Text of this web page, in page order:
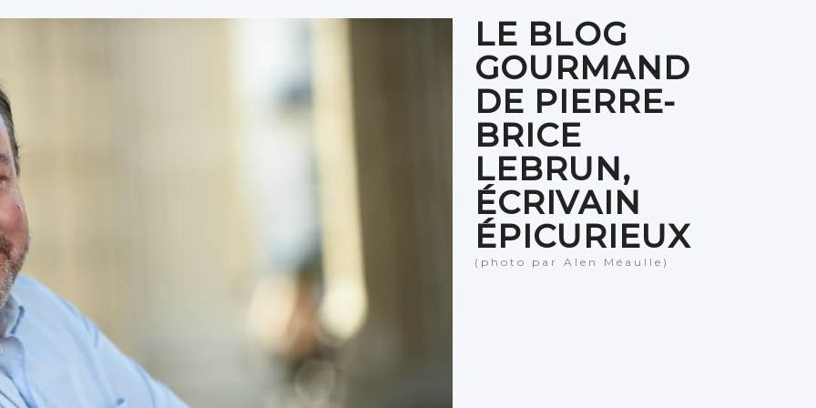
LE BLOG
GOURMAND
DE PIERRE-
BRICE
LEBRUN,
ÉCRIVAIN
ÉPICURIEUX
(photo par Alen Méaulle)